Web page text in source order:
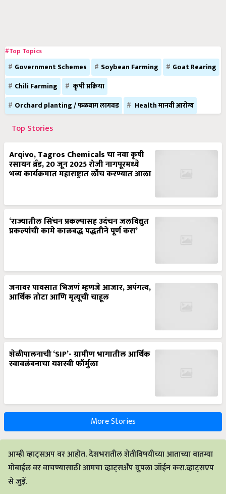
#Top Topics
Government Schemes Soybean Farming
Goat Rearing
Chili Farming
कृषी प्रक्रिया
Orchard planting / फळबाग लागवड
Health मानवी आरोग्य
Top Stories
Arqivo, Tagros Chemicals चा नवा कृषी
रसायन ब्रँड, 20 जून 2025 रोजी नागपूरमध्ये
भव्य कार्यक्रमात महाराष्ट्रात लाँच करण्यात आला
‘राज्यातील सिंचन प्रकल्पासह उदंचन जलविद्युत
प्रकल्पांची कामे कालबद्ध पद्धतीने पूर्ण करा’
जनावर पावसात भिजणं म्हणजे आजार, अपंगत्व,
आर्थिक तोटा आणि मृत्यूची चाहूल
शेळीपालनाची ‘SIP’- ग्रामीण भागातील आर्थिक
स्वावलंबनाचा यशस्वी फॉर्मुला
More Stories
आम्ही व्हाट्सअप वर आहोत. देशभरातील शेतीविषयीच्या आताच्या बातम्या
मोबाईल वर वाचण्यासाठी आमचा व्हाट्सअँप ग्रुपला जॉईन करा.व्हाट्सएप
से जुड़ें.